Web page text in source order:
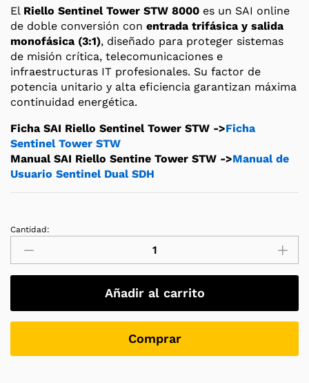
El Riello Sentinel Tower STW 8000 es un SAI online
de doble conversión con entrada trifásica y salida
monofásica (3:1), diseñado para proteger sistemas
de misión crítica, telecomunicaciones e
infraestructuras IT profesionales. Su factor de
potencia unitario y alta eficiencia garantizan máxima
continuidad energética.
Ficha SAI Riello Sentinel Tower STW ->Ficha
Sentinel Tower STW
Manual SAI Riello Sentine Tower STW ->Manual de
Usuario Sentinel Dual SDH
SAI
Riello
Sentinel
8000
/
Cantidad:
Añadir al carrito
Comprar